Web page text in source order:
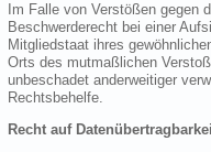
Im Falle von Verstößen gegen
Beschwerderecht bei einer
Mitgliedstaat ihres
Orts des mutmaßlichen
unbeschadet anderweitiger
Rechtsbehelfe.
Recht auf